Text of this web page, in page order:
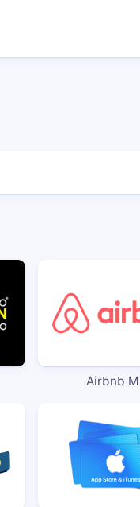
Airbnb